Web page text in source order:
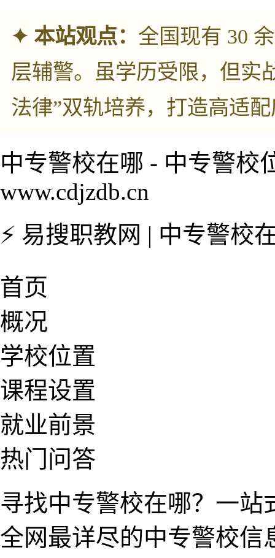
✦ 本站观点： 全国现有 30
层辅警。虽学历受限，但实
法律”双轨培养，打造高适
中专警校在哪 - 中专警校
www.cdjzdb.cn
⚡ 易搜职教网 | 中专警校
首​页
概况
学校位置
课程设置​
就业前景
热门问答
寻找中专警​校在哪？一
全​网最详尽的中专警校信